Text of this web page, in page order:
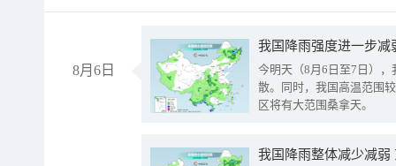
8月6日
今明天（8月6日至7日）
散。同时，我国高温范围
区将有大范围桑拿天。
我国降雨整体减少减弱